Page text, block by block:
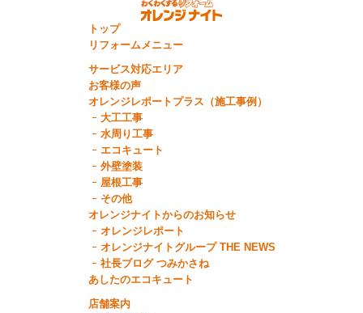
トップ
リフォームメニュー
サービス対応エリア
お客様の声
オレンジレポートプラス（施工事例）
大工工事
水周り工事
エコキュート
外壁塗装
屋根工事
その他
オレンジナイトからのお知らせ
オレンジレポート
オレンジナイトグループ THE NEWS
社長ブログ つみかさね
あしたのエコキュート
店舗案内